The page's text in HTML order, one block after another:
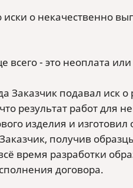
иски о некачественно
всего - это неоплата
Заказчик подавал иск
результат работ для
изделия и
получив
время разработки
договора.